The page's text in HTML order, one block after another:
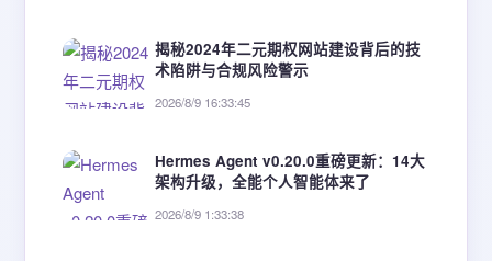
揭秘2024年二元期权网站建设背后的技
术陷阱与合规风险警示
2026/8/9 16:33:45
Hermes Agent v0.20.0重磅更新：14大
架构升级，全能个人智能体来了
2026/8/9 1:33:38